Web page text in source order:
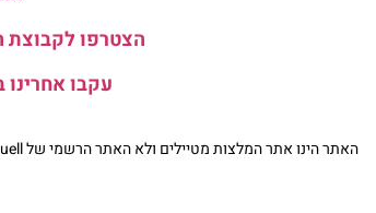
הצטרפו לקבוצת
עקבו
האתר הינו אתר המלצות מטיילים ולא האתר הרשמי של Parc Guell © כל הזכויות שמורות לסוכנות TRAVELERS.CO.IL